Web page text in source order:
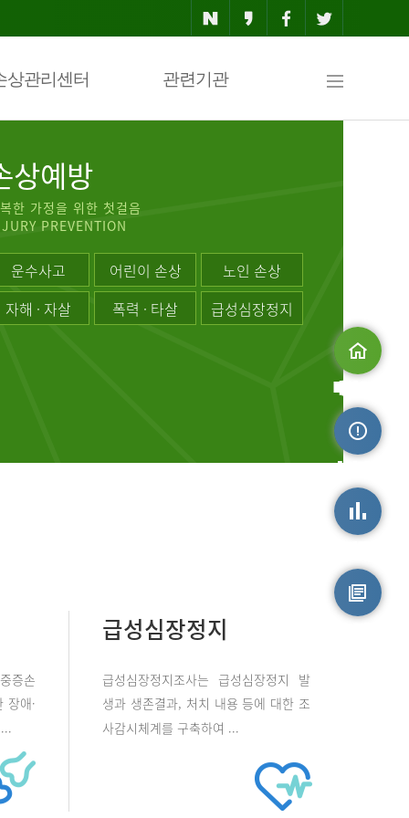
상관리센터 관련기관
맵
상예방
한 가정을 위한 첫걸음
PREVENTION
운수사고 어린이 손상
노인 손상
자해 · 자살
폭력 · 타살 급성심장정지
증손
장애·
급성심장정지
급성심장정지조사는 급성심장정지 발
생과 생존결과, 처치 내용 등에 대한 조
사감시체계를 구축하여 ...
메인으로
손상정보